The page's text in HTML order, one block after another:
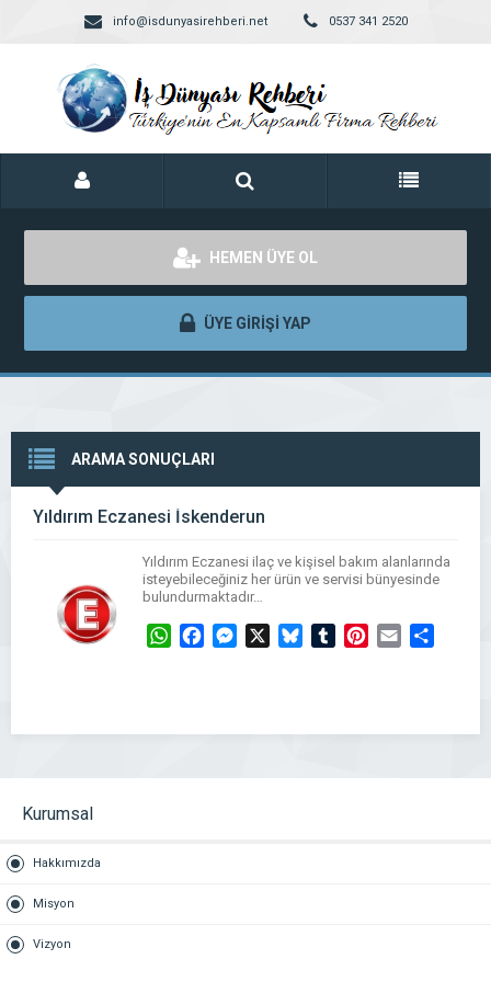
info@isdunyasirehberi.net 0537 341 2520
HEMEN ÜYE OL
ÜYE GİRİŞİ YAP
ARAMA SONUÇLARI
Yıldırım Eczanesi İskenderun
Yıldırım Eczanesi ilaç ve kişisel bakım alanlarında
isteyebileceğiniz her ürün ve servisi bünyesinde
bulundurmaktadır…
WhatsAppFacebookMessengerBlueskyTumblrPinterest
Email
Kurumsal
Hakkımızda
Misyon
Vizyon